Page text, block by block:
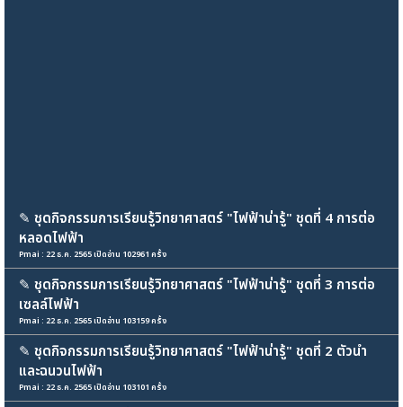
✎ ชุดกิจกรรมการเรียนรู้วิทยาศาสตร์ "ไฟฟ้าน่ารู้" ชุดที่ 4 การต่อ
หลอดไฟฟ้า
Pmai : 22 ธ.ค. 2565 เปิดอ่าน 102961 ครั้ง
✎ ชุดกิจกรรมการเรียนรู้วิทยาศาสตร์ "ไฟฟ้าน่ารู้" ชุดที่ 3 การต่อ
เซลล์ไฟฟ้า
Pmai : 22 ธ.ค. 2565 เปิดอ่าน 103159 ครั้ง
✎ ชุดกิจกรรมการเรียนรู้วิทยาศาสตร์ "ไฟฟ้าน่ารู้" ชุดที่ 2 ตัวนำ
และฉนวนไฟฟ้า
Pmai : 22 ธ.ค. 2565 เปิดอ่าน 103101 ครั้ง